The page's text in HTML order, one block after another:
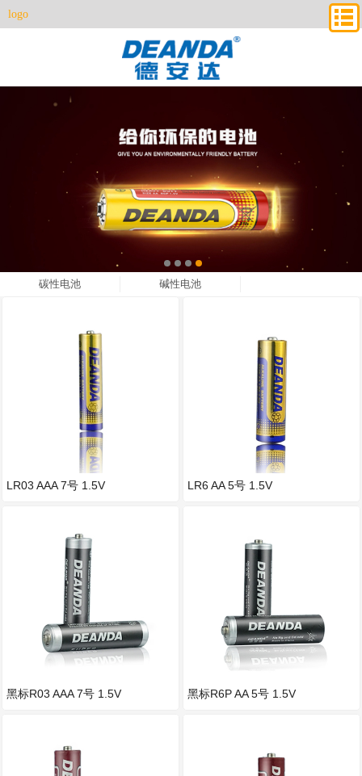
logo 更多
碳性电池 碱性电池
LR03 AAA 7号 1.5V
黑标R03 AAA 7号 1.5V
LR6 AA 5号 1.5V
黑标R6P AA 5号 1.5V